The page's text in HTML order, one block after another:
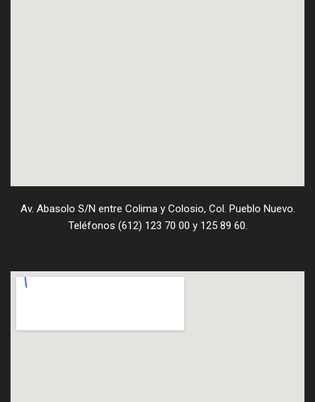
Av. Abasolo S/N entre Colima y Colosio, Col. Pueblo Nuevo.
Teléfonos (612) 123 70 00 y 125 89 60.